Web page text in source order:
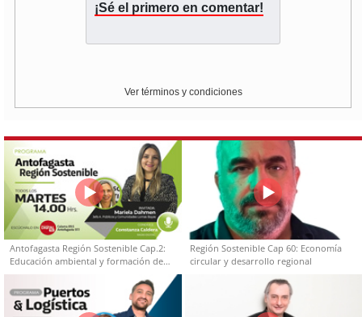
¡Sé el primero en comentar!
Ver términos y condiciones
Antofagasta Región Sostenible Cap.2:
Educación ambiental y formación de
capacidades técnicas
Región Sostenible Cap 60: Economía
circular y desarrollo regional